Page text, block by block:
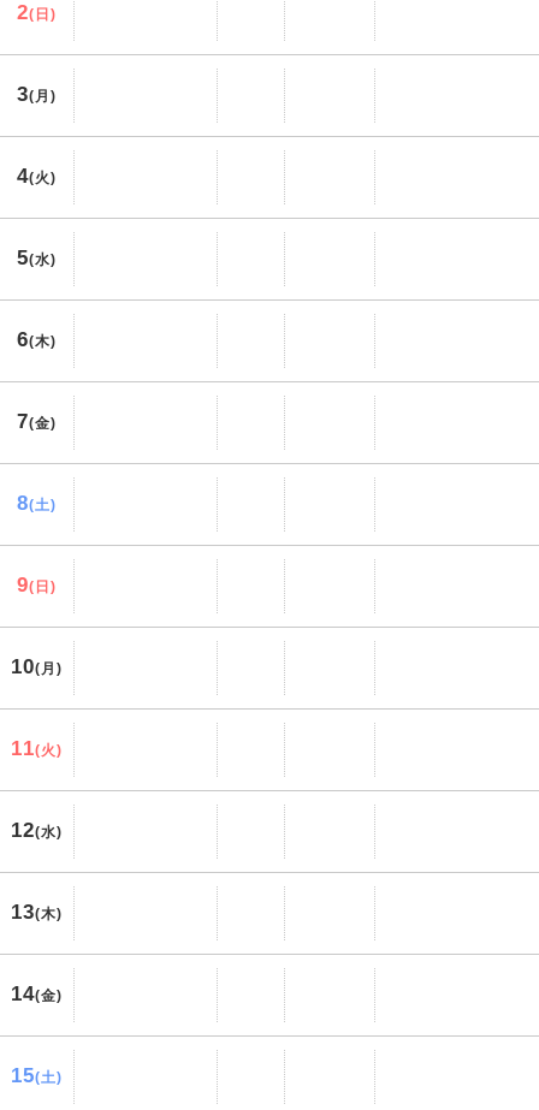
2(日)
3(月)
4(火)
5(水)
6(木)
7(金)
8(土)
9(日)
10(月)
11(火)
12(水)
13(木)
14(金)
15(土)